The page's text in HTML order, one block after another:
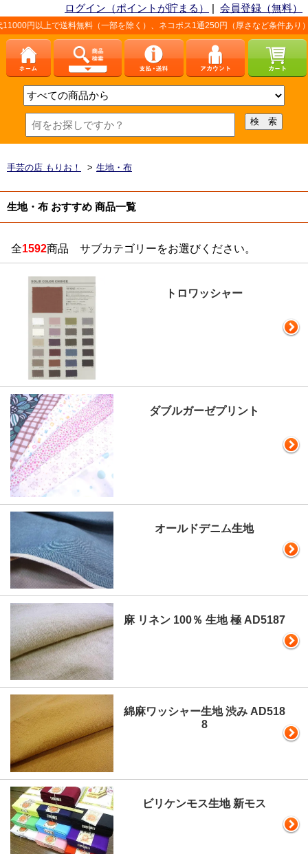
ログイン（ポイントが貯まる） | 会員登録（無料）
料（一部を除く）、ネコポス1通250円（厚さなど条件あり）。詳しくは、こち
手芸の店 もりお！ > 生地・布
生地・布 おすすめ 商品一覧
全1592商品 サブカテゴリーをお選びください。
トロワッシャー
ダブルガーゼプリント
オールドデニム生地
麻 リネン 100％ 生地 極 AD5187
綿麻ワッシャー生地 渋み AD518
8
ビリケンモス生地 新モス